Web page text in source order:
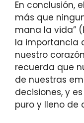
En conclusión,
más que
mana la vida”
la importancia
nuestro
recuerda que
de nuestras
decisiones, y
puro y lleno de